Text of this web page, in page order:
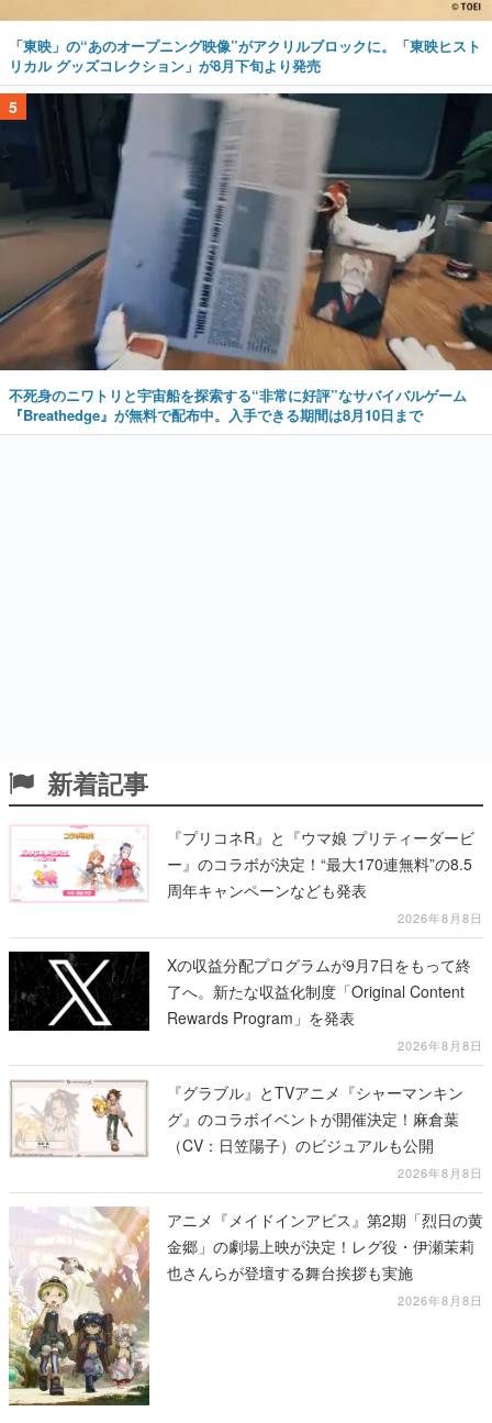
「東映」の“あのオープニング映像”がアクリルブロックに。「東映ヒスト
リカル グッズコレクション」が8月下旬より発売
5
不死身のニワトリと宇宙船を探索する“非常に好評”なサバイバルゲーム
『Breathedge』が無料で配布中。入手できる期間は8月10日まで
新着記事
『プリコネR』と『ウマ娘 プリティーダービ
ー』のコラボが決定！“最大170連無料”の8.5
周年キャンペーンなども発表
2026年8月8日
Xの収益分配プログラムが9月7日をもって終
了へ。新たな収益化制度「Original Content
Rewards Program」を発表
2026年8月8日
『グラブル』とTVアニメ『シャーマンキン
グ』のコラボイベントが開催決定！麻倉葉
（CV：日笠陽子）のビジュアルも公開
2026年8月8日
アニメ『メイドインアビス』第2期「烈日の黄
金郷」の劇場上映が決定！レグ役・伊瀬茉莉
也さんらが登壇する舞台挨拶も実施
2026年8月8日